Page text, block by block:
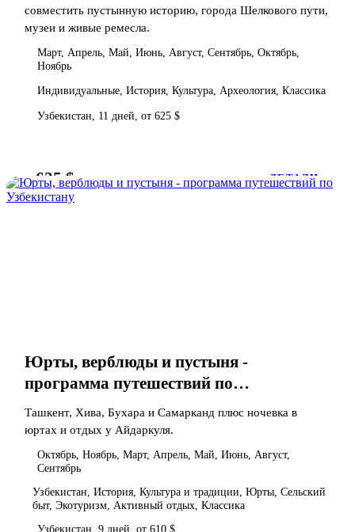
совместить пустынную историю, города Шелкового пути,
музеи и живые ремесла.
Март, Апрель, Май, Июнь, Август, Сентябрь, Октябрь,
Ноябрь
Индивидуальные, История, Культура, Археология, Классика
Узбекистан, 11 дней, от 625 $
от625 $ ДЕТАЛИ
Юрты, верблюды и пустыня -
программа путешествий по
Узбекистану
Ташкент, Хива, Бухара и Самарканд плюс ночевка в
юртах и отдых у Айдаркуля.
Октябрь, Ноябрь, Март, Апрель, Май, Июнь, Август,
Сентябрь
Узбекистан, История, Культура и традиции, Юрты, Сельский
быт, Экотуризм, Активный отдых, Классика
Узбекистан, 9 дней, от 610 $